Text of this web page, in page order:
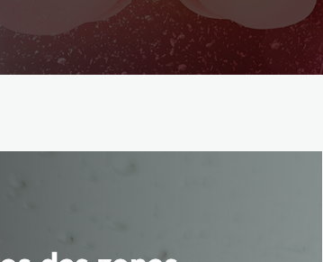
Livros
Tabagismo
Tuberculose